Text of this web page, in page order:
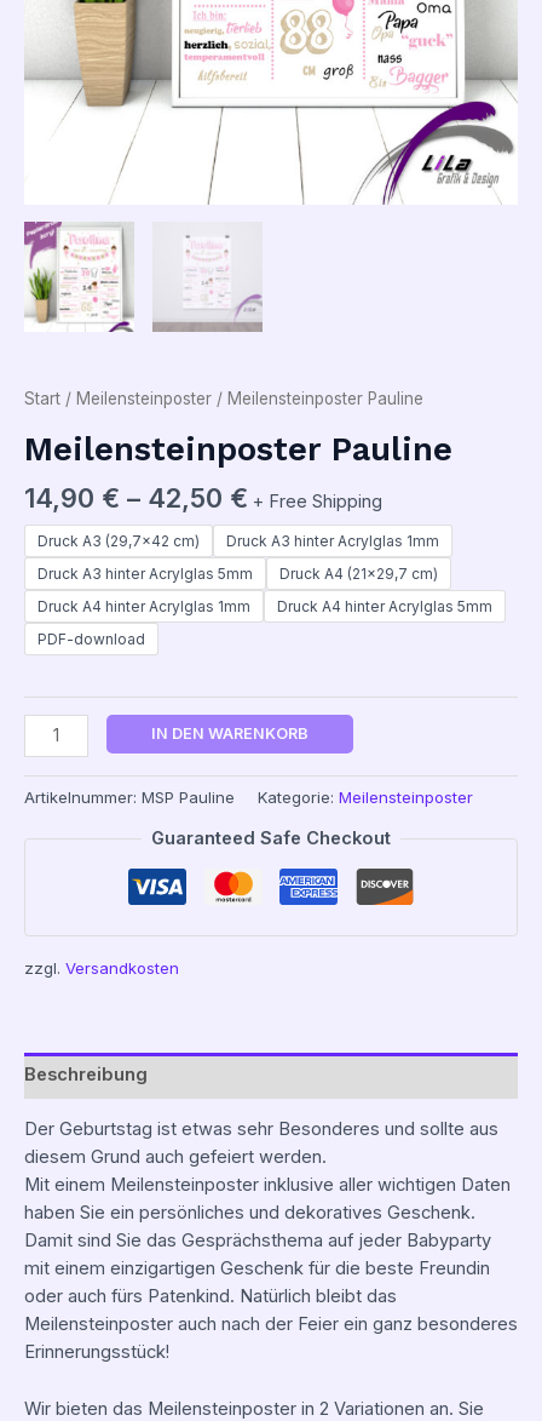
Start / Meilensteinposter / Meilensteinposter Pauline
Meilensteinposter Pauline
14,90 € – 42,50 € + Free Shipping
Druck A3 (29,7x42 cm)
Druck A3 hinter Acrylglas 1mm
Druck A3 hinter Acrylglas 5mm
Druck A4 (21x29,7 cm)
Druck A4 hinter Acrylglas 1mm
Druck A4 hinter Acrylglas 5mm
PDF-download
IN DEN WARENKORB
Artikelnummer: MSP Pauline Kategorie: Meilensteinposter
Guaranteed Safe Checkout
zzgl. Versandkosten
Beschreibung
Der Geburtstag ist etwas sehr Besonderes und sollte aus
diesem Grund auch gefeiert werden.
Mit einem Meilensteinposter inklusive aller wichtigen Daten
haben Sie ein persönliches und dekoratives Geschenk.
Damit sind Sie das Gesprächsthema auf jeder Babyparty
mit einem einzigartigen Geschenk für die beste Freundin
oder auch fürs Patenkind. Natürlich bleibt das
Meilensteinposter auch nach der Feier ein ganz besonderes
Erinnerungsstück!
Wir bieten das Meilensteinposter in 2 Variationen an. Sie